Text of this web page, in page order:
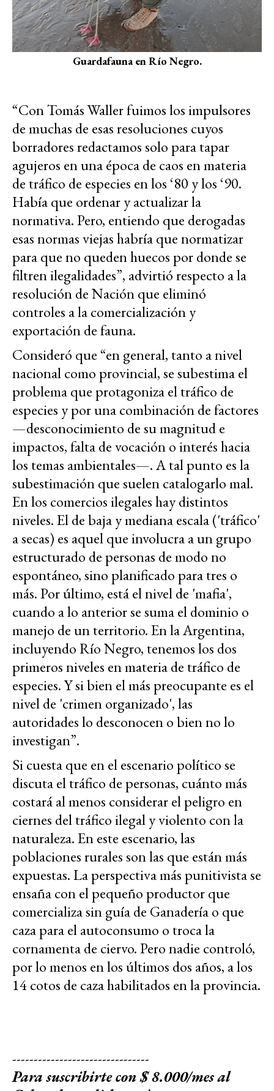
Guardafauna en Río Negro.
“Con Tomás Waller fuimos los impulsores
de muchas de esas resoluciones cuyos
borradores redactamos solo para tapar
agujeros en una época de caos en materia
de tráfico de especies en los ‘80 y los ‘90.
Había que ordenar y actualizar la
normativa. Pero, entiendo que derogadas
esas normas viejas habría que normatizar
para que no queden huecos por donde se
filtren ilegalidades”, advirtió respecto a la
resolución de Nación que eliminó
controles a la comercialización y
exportación de fauna.
Consideró que “en general, tanto a nivel
nacional como provincial, se subestima el
problema que protagoniza el tráfico de
especies y por una combinación de factores
—desconocimiento de su magnitud e
impactos, falta de vocación o interés hacia
los temas ambientales—. A tal punto es la
subestimación que suelen catalogarlo mal.
En los comercios ilegales hay distintos
niveles. El de baja y mediana escala ('tráfico'
a secas) es aquel que involucra a un grupo
estructurado de personas de modo no
espontáneo, sino planificado para tres o
más. Por último, está el nivel de 'mafia',
cuando a lo anterior se suma el dominio o
manejo de un territorio. En la Argentina,
incluyendo Río Negro, tenemos los dos
primeros niveles en materia de tráfico de
especies. Y si bien el más preocupante es el
nivel de 'crimen organizado', las
autoridades lo desconocen o bien no lo
investigan”.
Si cuesta que en el escenario político se
discuta el tráfico de personas, cuánto más
costará al menos considerar el peligro en
ciernes del tráfico ilegal y violento con la
naturaleza. En este escenario, las
poblaciones rurales son las que están más
expuestas. La perspectiva más punitivista se
ensaña con el pequeño productor que
comercializa sin guía de Ganadería o que
caza para el autoconsumo o troca la
cornamenta de ciervo. Pero nadie controló,
por lo menos en los últimos dos años, a los
14 cotos de caza habilitados en la provincia.
--------------------------------
Para suscribirte con $ 8.000/mes al